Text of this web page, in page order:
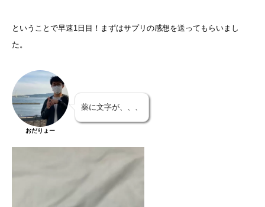
ということで早速1日目！まずはサプリの感想を送ってもらいまし
た。
おだりょー
薬に文字が、、、